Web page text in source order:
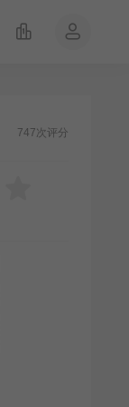
747次评分